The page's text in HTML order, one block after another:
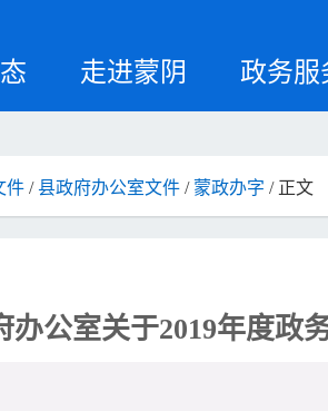
走进蒙阴 政务服
件 / 县政府办公室文件 / 蒙政办字 / 正文
办公室关于2019年度政